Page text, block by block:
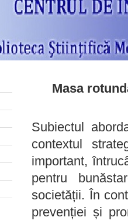
Masa
Subiectul
contextul
important,
pentru
societății. În
prevenției și